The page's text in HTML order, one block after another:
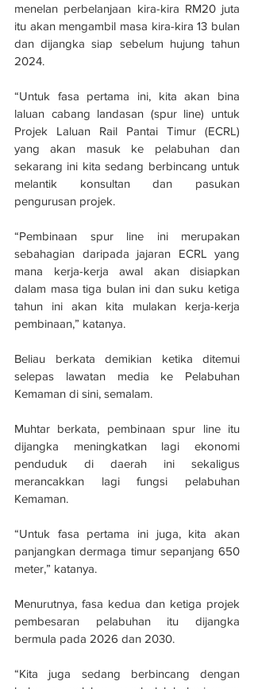
menelan perbelanjaan kira-kira RM20 juta
itu akan mengambil masa kira-kira 13 bulan
dan dijangka siap sebelum hujung tahun
2024.
“Untuk fasa pertama ini, kita akan bina
laluan cabang landasan (spur line) untuk
Projek Laluan Rail Pantai Timur (ECRL)
yang akan masuk ke pelabuhan dan
sekarang ini kita sedang berbincang untuk
melantik konsultan dan pasukan
pengurusan projek.
“Pembinaan spur line ini merupakan
sebahagian daripada jajaran ECRL yang
mana kerja-kerja awal akan disiapkan
dalam masa tiga bulan ini dan suku ketiga
tahun ini akan kita mulakan kerja-kerja
pembinaan,” katanya.
Beliau berkata demikian ketika ditemui
selepas lawatan media ke Pelabuhan
Kemaman di sini, semalam.
Muhtar berkata, pembinaan spur line itu
dijangka meningkatkan lagi ekonomi
penduduk di daerah ini sekaligus
merancakkan lagi fungsi pelabuhan
Kemaman.
“Untuk fasa pertama ini juga, kita akan
panjangkan dermaga timur sepanjang 650
meter,” katanya.
Menurutnya, fasa kedua dan ketiga projek
pembesaran pelabuhan itu dijangka
bermula pada 2026 dan 2030.
“Kita juga sedang berbincang dengan